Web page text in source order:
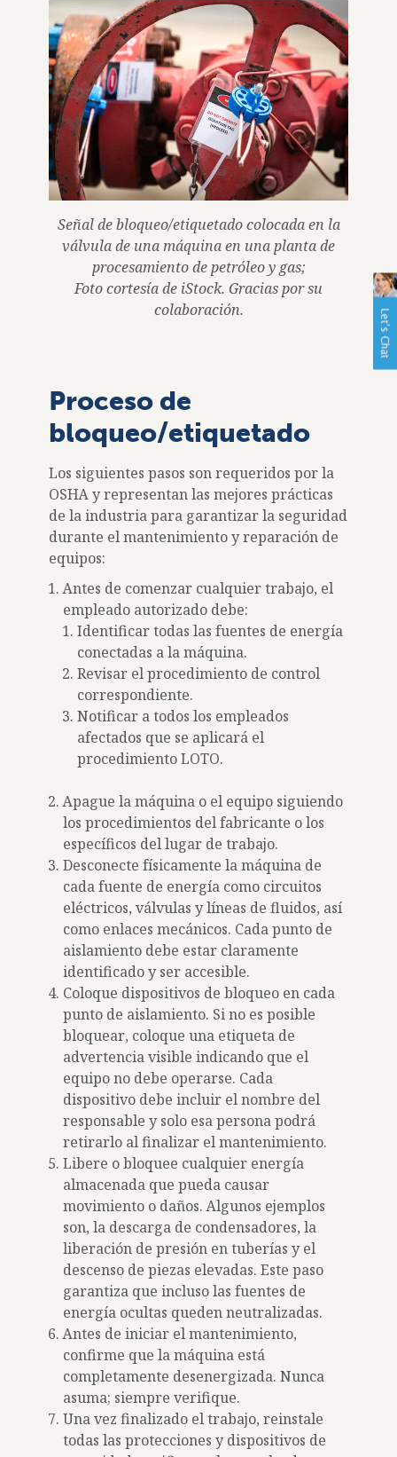
Señal de bloqueo/etiquetado colocada en la
válvula de una máquina en una planta de
procesamiento de petróleo y gas;
Foto cortesía de iStock. Gracias por su
colaboración.
Proceso de
bloqueo/etiquetado
Los siguientes pasos son requeridos por la
OSHA y representan las mejores prácticas
de la industria para garantizar la seguridad
durante el mantenimiento y reparación de
equipos:
Antes de comenzar cualquier trabajo, el
empleado autorizado debe:
Identificar todas las fuentes de energía
conectadas a la máquina.
Revisar el procedimiento de control
correspondiente.
Notificar a todos los empleados
afectados que se aplicará el
procedimiento LOTO.
Apague la máquina o el equipo siguiendo
los procedimientos del fabricante o los
específicos del lugar de trabajo.
Desconecte físicamente la máquina de
cada fuente de energía como circuitos
eléctricos, válvulas y líneas de fluidos, así
como enlaces mecánicos. Cada punto de
aislamiento debe estar claramente
identificado y ser accesible.
Coloque dispositivos de bloqueo en cada
punto de aislamiento. Si no es posible
bloquear, coloque una etiqueta de
advertencia visible indicando que el
equipo no debe operarse. Cada
dispositivo debe incluir el nombre del
responsable y solo esa persona podrá
retirarlo al finalizar el mantenimiento.
Libere o bloquee cualquier energía
almacenada que pueda causar
movimiento o daños. Algunos ejemplos
son, la descarga de condensadores, la
liberación de presión en tuberías y el
descenso de piezas elevadas. Este paso
garantiza que incluso las fuentes de
energía ocultas queden neutralizadas.
Antes de iniciar el mantenimiento,
confirme que la máquina está
completamente desenergizada. Nunca
asuma; siempre verifique.
Una vez finalizado el trabajo, reinstale
todas las protecciones y dispositivos de